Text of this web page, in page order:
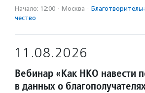
Начало: 12:00 · Москва ·
чест­во
11.08.2026
Вебинар «Как НКО навести
в данных о